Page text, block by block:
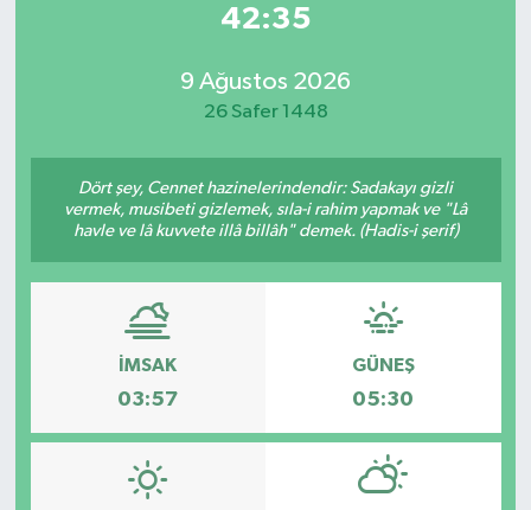
42:35
9 Ağustos 2026
26 Safer 1448
Dört şey, Cennet hazinelerindendir: Sadakayı gizli
vermek, musibeti gizlemek, sıla-i rahim yapmak ve "Lâ
havle ve lâ kuvvete illâ billâh" demek. (Hadis-i şerif)
İMSAK
03:57
GÜNEŞ
05:30
Son Dakika Haberleri